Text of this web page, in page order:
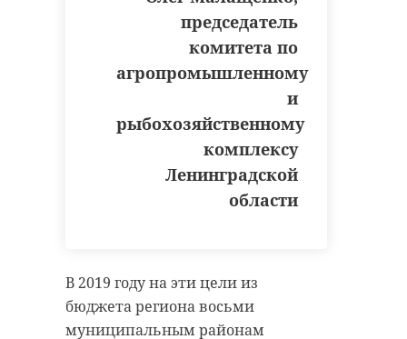
председатель
комитета по
агропромышленному
и
рыбохозяйственному
комплексу
Ленинградской
области
В 2019 году на эти цели из
бюджета региона восьми
муниципальным районам
03 июня, 16:43